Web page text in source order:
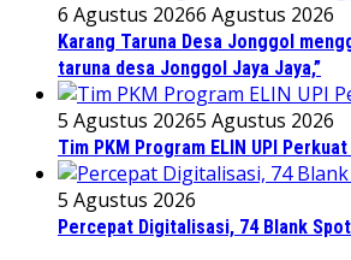
6 Agustus 20266 Agustus 2026
Karang Taruna Desa Jonggol
taruna desa Jonggol Jaya Jaya,”
5 Agustus 20265 Agustus 2026
Tim PKM Program ELIN UPI
5 Agustus 2026
Percepat Digitalisasi, 74 Blank